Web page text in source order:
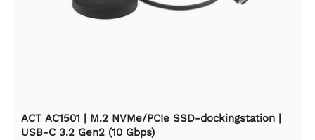
ACT AC1501 | M.2 NVMe/PCIe SSD-dockingstation |
USB-C 3.2 Gen2 (10 Gbps)